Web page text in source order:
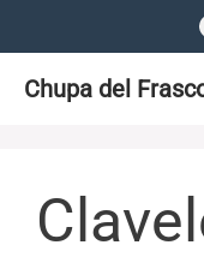
al
contenido
Chupa del